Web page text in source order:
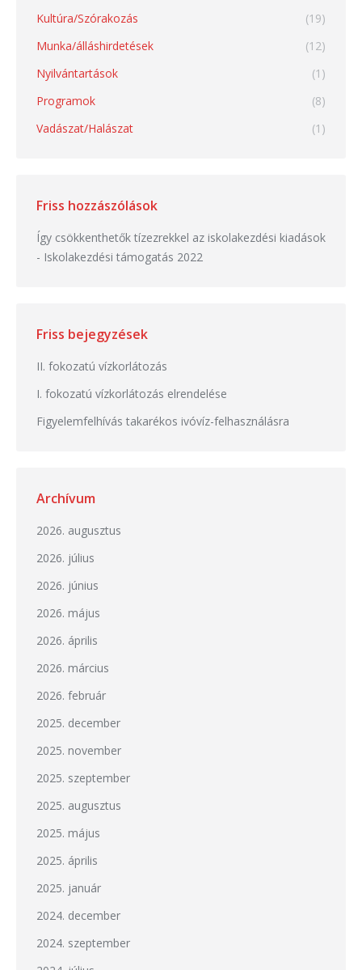
Kultúra/Szórakozás
(19)
Munka/álláshirdetések
(12)
Nyilvántartások
(1)
Programok
(8)
Vadászat/Halászat
(1)
Friss hozzászólások
Így csökkenthetők tízezrekkel az iskolakezdési kiadások
- Iskolakezdési támogatás 2022
Friss bejegyzések
II. fokozatú vízkorlátozás
I. fokozatú vízkorlátozás elrendelése
Figyelemfelhívás takarékos ivóvíz-felhasználásra
Archívum
2026. augusztus
2026. július
2026. június
2026. május
2026. április
2026. március
2026. február
2025. december
2025. november
2025. szeptember
2025. augusztus
2025. május
2025. április
2025. január
2024. december
2024. szeptember